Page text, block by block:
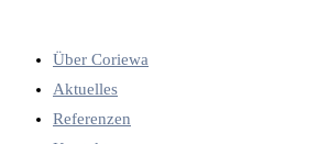
Über Coriewa
Aktuelles
Referenzen